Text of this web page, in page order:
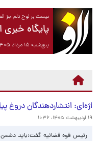
نیست بر لوح دلم جز
پایگاه خبری
پنج‌شنبه ۱۵ مرداد ۱۴۰۵ برابر با ۰۶ آگوست ۲۰۲۶
اژه‌ای: انتشاردهندگان دروغ
۱۹ اردیبهشت ۱۴۰۵، ۱۱:۳۶
رئیس قوه قضائیه گفت:باید دشمن